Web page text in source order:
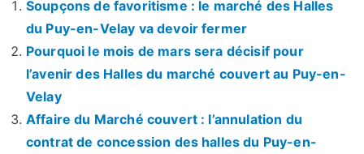
Soupçons de favoritisme : le marché des Halles
du Puy-en-Velay va devoir fermer
Pourquoi le mois de mars sera décisif pour
l’avenir des Halles du marché couvert au Puy-en-
Velay
Affaire du Marché couvert : l’annulation du
contrat de concession des halles du Puy-en-